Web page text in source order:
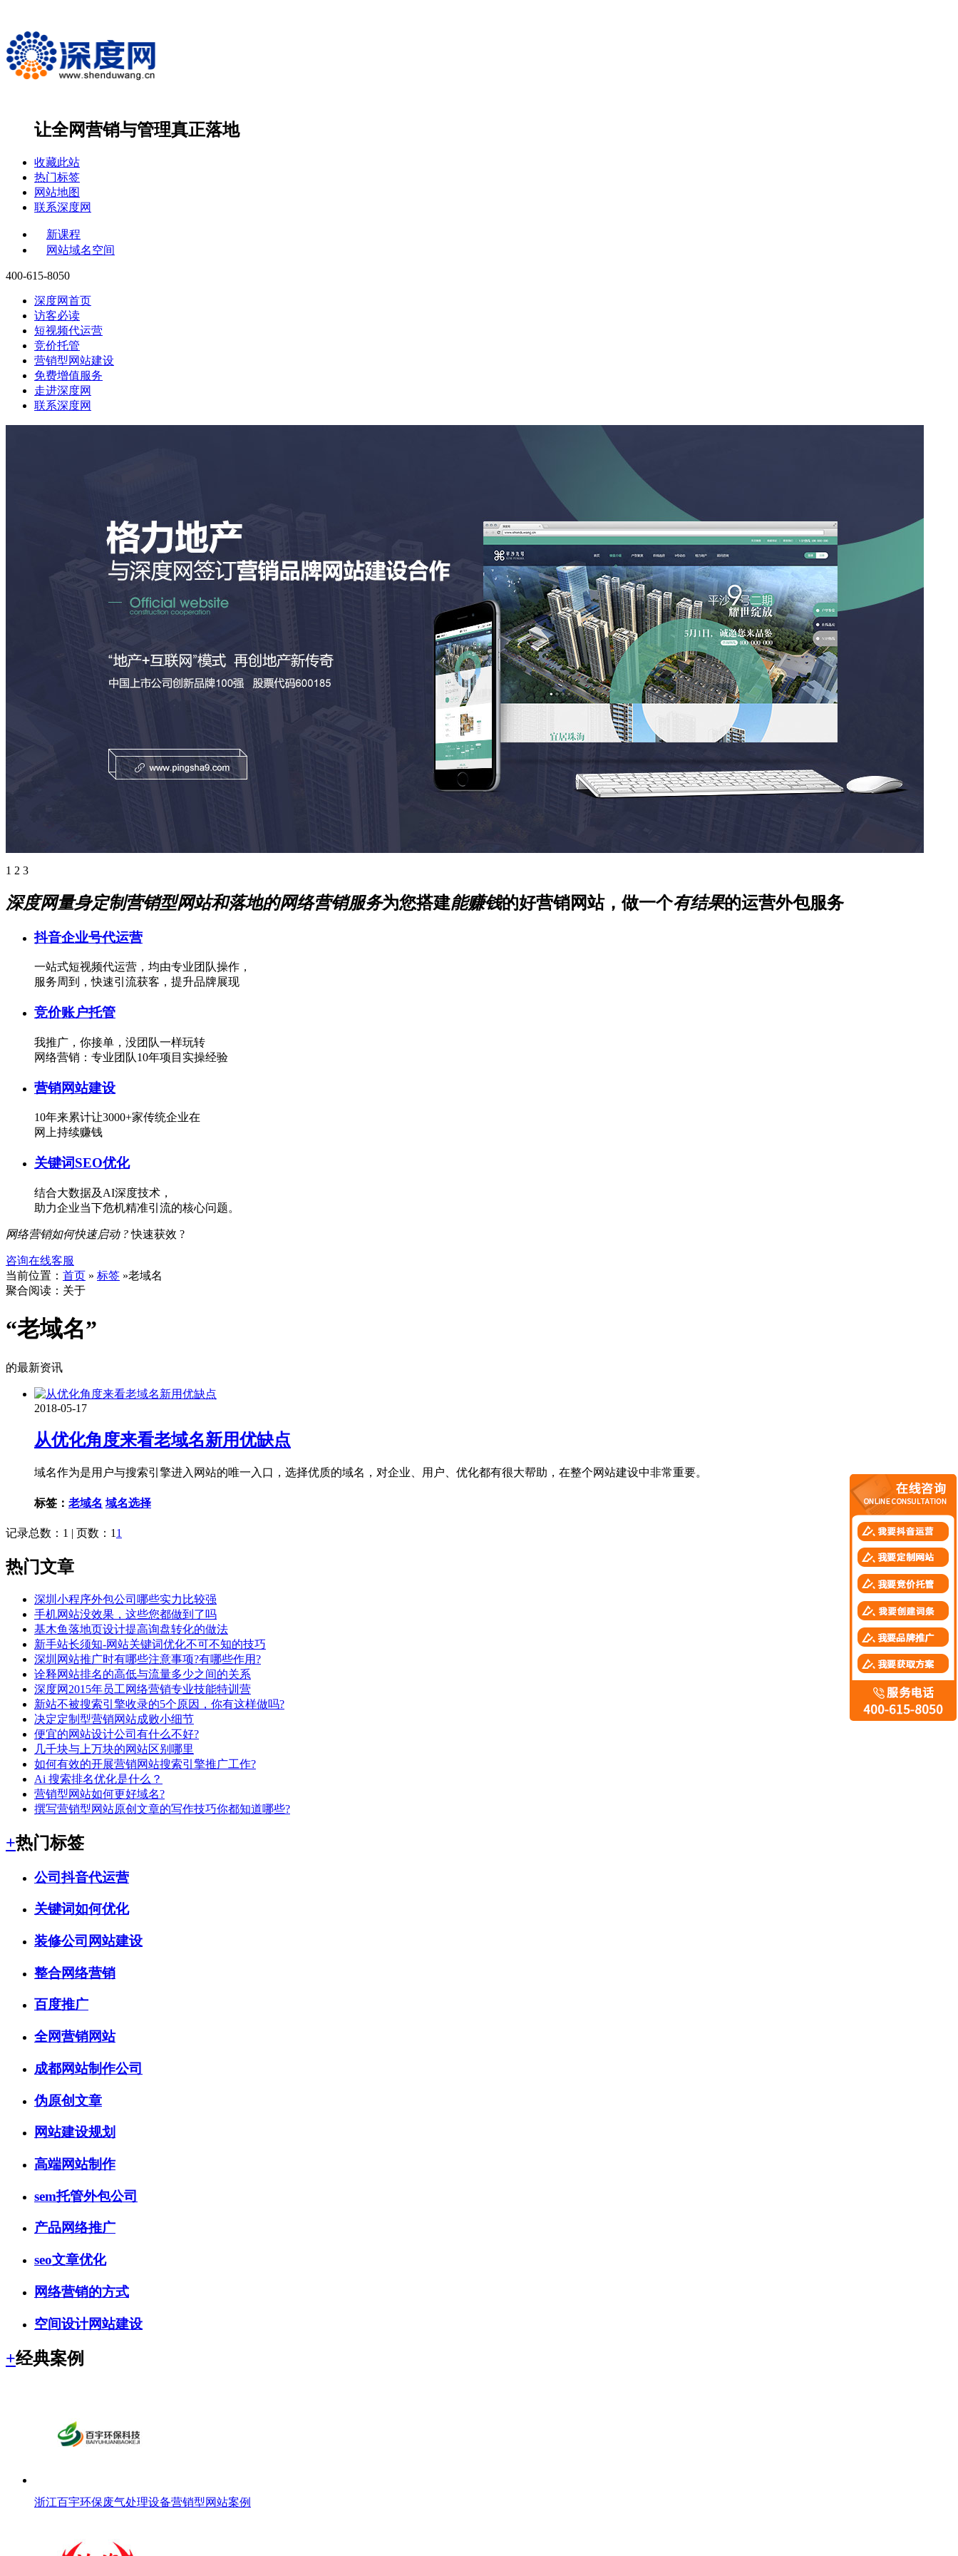
让全网营销与管理真正落地
收藏此站
热门标签
网站地图
联系深度网
新课程
网站域名空间
400-615-8050
深度网首页
访客必读
短视频代运营
竞价托管
营销型网站建设
免费增值服务
走进深度网
联系深度网
1 2 3
深度网量身定制营销型网站和落地的网络营销服务为您搭建能赚钱的好营销网站，做一个有结果的运营外包服务
抖音企业号代运营
一站式短视频代运营，均由专业团队操作，
服务周到，快速引流获客，提升品牌展现
竞价账户托管
我推广，你接单，没团队一样玩转
网络营销：专业团队10年项目实操经验
营销网站建设
10年来累计让3000+家传统企业在
网上持续赚钱
关键词SEO优化
结合大数据及AI深度技术，
助力企业当下危机精准引流的核心问题。
网络营销如何快速启动 ?快速获效 ?
咨询在线客服
当前位置： 首页 » 标签 »老域名
聚合阅读：关于
“老域名”
的最新资讯
2018-05-17
从优化角度来看老域名新用优缺点
域名作为是用户与搜索引擎进入网站的唯一入口，选择优质的域名，对企业、用户、优化都有很大帮助，在整个网站建设中非常重要。
标签： 老域名 域名选择
记录总数：1 | 页数：1 1
热门文章
深圳小程序外包公司哪些实力比较强
手机网站没效果，这些您都做到了吗
基木鱼落地页设计提高询盘转化的做法
新手站长须知-网站关键词优化不可不知的技巧
深圳网站推广时有哪些注意事项?有哪些作用?
诠释网站排名的高低与流量多少之间的关系
深度网2015年员工网络营销专业技能特训营
新站不被搜索引擎收录的5个原因，你有这样做吗?
决定定制型营销网站成败小细节
便宜的网站设计公司有什么不好?
几千块与上万块的网站区别哪里
如何有效的开展营销网站搜索引擎推广工作?
Ai 搜索排名优化是什么？
营销型网站如何更好域名?
撰写营销型网站原创文章的写作技巧你都知道哪些?
+热门标签
公司抖音代运营
关键词如何优化
装修公司网站建设
整合网络营销
百度推广
全网营销网站
成都网站制作公司
伪原创文章
网站建设规划
高端网站制作
sem托管外包公司
产品网络推广
seo文章优化
网络营销的方式
空间设计网站建设
+经典案例
浙江百宇环保废气处理设备营销型网站案例